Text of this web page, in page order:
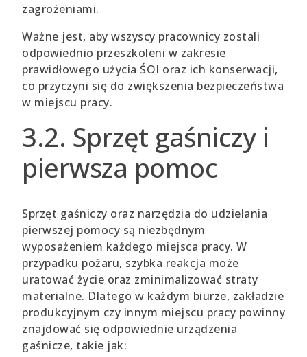
zagrożeniami.
Ważne jest, aby wszyscy pracownicy zostali
odpowiednio przeszkoleni w zakresie
prawidłowego użycia ŚOI oraz ich konserwacji,
co przyczyni się do zwiększenia bezpieczeństwa
w miejscu pracy.
3.2. Sprzęt gaśniczy i
pierwsza pomoc
Sprzęt gaśniczy oraz narzędzia do udzielania
pierwszej pomocy są niezbędnym
wyposażeniem każdego miejsca pracy. W
przypadku pożaru, szybka reakcja może
uratować życie oraz zminimalizować straty
materialne. Dlatego w każdym biurze, zakładzie
produkcyjnym czy innym miejscu pracy powinny
znajdować się odpowiednie urządzenia
gaśnicze, takie jak: